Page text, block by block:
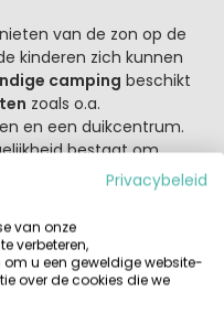
van de zon op de
kinderen zich kunnen
camping beschikt
zoals o.a.
en een duikcentrum.
bestaat om
zoals handbal,
kinderen is er een
die genoeg in
vakantie te
een boottocht?
Privacybeleid
van onze
verbeteren,
u een geweldige website-
over de cookies die we